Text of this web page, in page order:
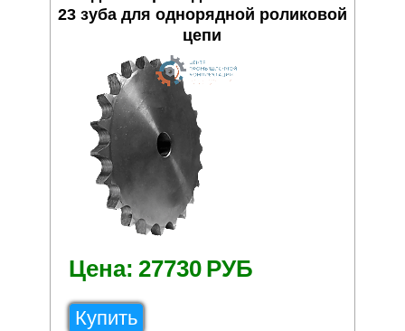
23 зуба для однорядной роликовой
цепи
Цена: 27730 РУБ
Купить